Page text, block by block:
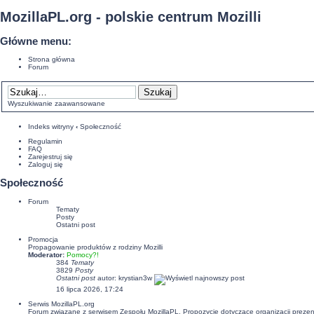
MozillaPL.org - polskie centrum Mozilli
Główne menu:
Strona główna
Forum
Wyszukiwanie zaawansowane
Indeks witryny ‹ Społeczność
Regulamin
FAQ
Zarejestruj się
Zaloguj się
Społeczność
Forum
Tematy
Posty
Ostatni post
Promocja
Propagowanie produktów z rodziny Mozilli
Moderator: Pomocy?!
384 Tematy
3829 Posty
Ostatni post autor: krystian3w
16 lipca 2026, 17:24
Serwis MozillaPL.org
Forum związane z serwisem Zespołu MozillaPL. Propozycje dotyczące organizacji